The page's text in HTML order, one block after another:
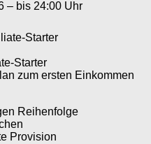
– bis 24:00 Uhr
Starter
zum ersten Einkommen
Reihenfolge
Provision